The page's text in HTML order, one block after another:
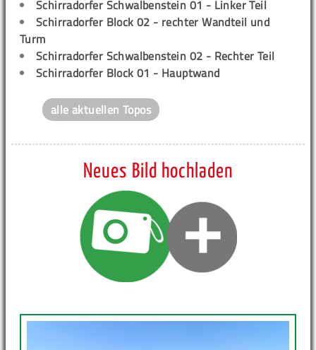
Schirradorfer Schwalbenstein 01 - Linker Teil
Schirradorfer Block 02 - rechter Wandteil und
Turm
Schirradorfer Schwalbenstein 02 - Rechter Teil
Schirradorfer Block 01 - Hauptwand
alle aktuellen Topos
Neues Bild hochladen